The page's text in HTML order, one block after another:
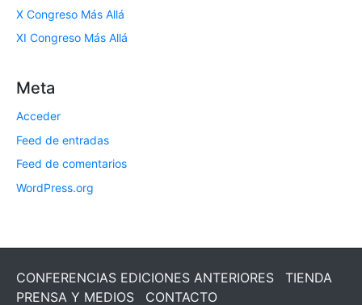
X Congreso Más Allá
XI Congreso Más Allá
Meta
Acceder
Feed de entradas
Feed de comentarios
WordPress.org
CONFERENCIAS EDICIONES ANTERIORES
TIENDA
PRENSA Y MEDIOS
CONTACTO